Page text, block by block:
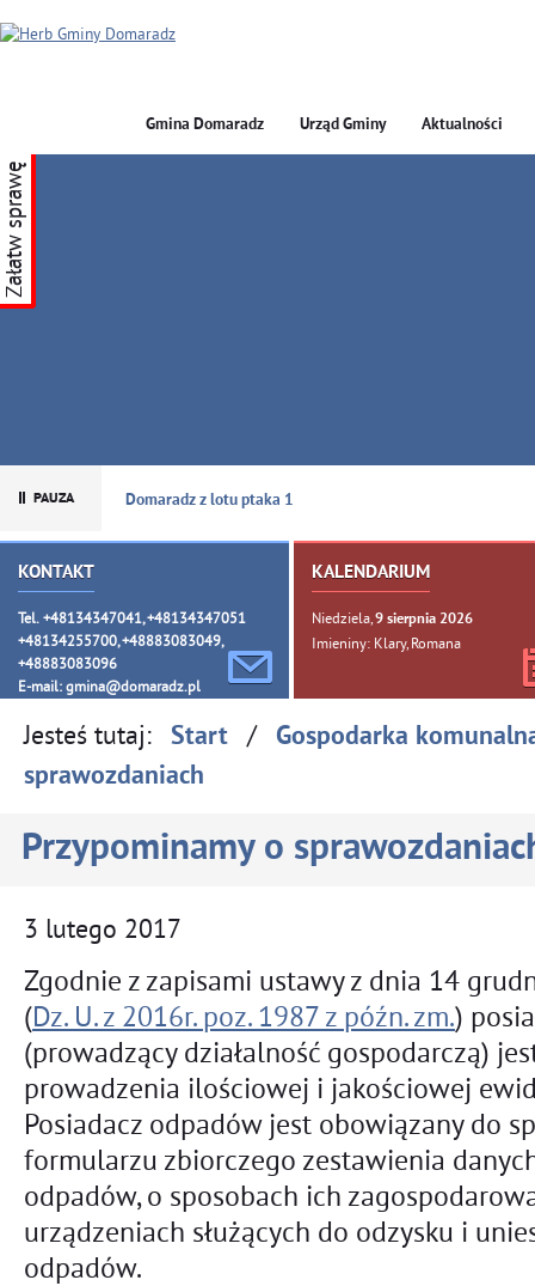
GMINA DOMARADZ
Gmina Domaradz Urząd Gminy Aktualności
Domaradz z lotu ptaka 1
KONTAKT
Tel. +48134347041, +48134347051
+48134255700, +48883083049,
+48883083096
E-mail: gmina@domaradz.pl
KALENDARIUM
Niedziela, 9sierpnia 2026
Imieniny: Klary, Romana
Załatw sprawę
Jesteś tutaj: Start / Gospodarka
sprawozdaniach
Przypominamy o
3 lutego 2017
Zgodnie z zapisami ustawy z dnia 14
(Dz. U. z 2016r. poz. 1987 z późn. zm.)
(prowadzący działalność gospodarczą)
prowadzenia ilościowej i jakościowej
Posiadacz odpadów jest obowiązany do
formularzu zbiorczego zestawienia
odpadów, o sposobach ich
urządzeniach służących do odzysku i
odpadów.